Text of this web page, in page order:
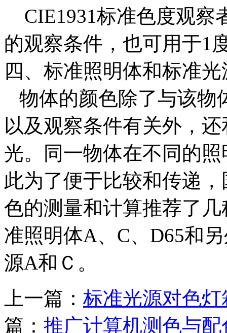
CIE1931标准色度观察
的观察条件，也可用于1
四、标准照明体和标准光
物体的颜色除了与该物
以及观察条件有关外，
光。同一物体在不同的
此为了便于比较和传递
色的测量和计算推荐了
准照明体A、C、D65和
源A和Ｃ。
上一篇： 标准光源对色
篇： 推广计算机测色与